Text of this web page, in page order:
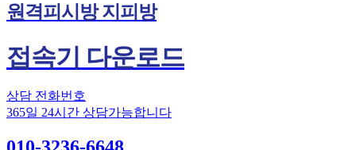
원격피시방 지피방
접속기 다운로드
상담 전화번호
365일 24시간 상담가능합니다